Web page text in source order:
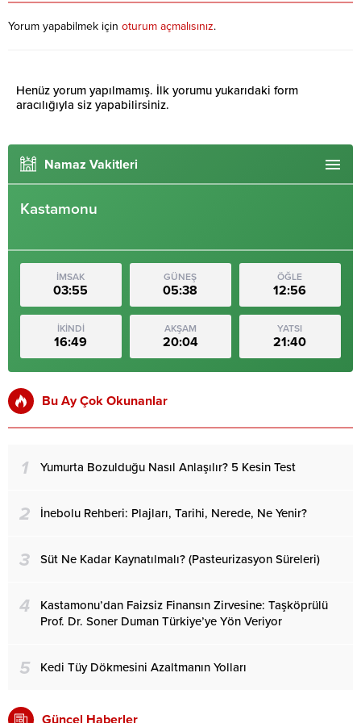
Yorum yapabilmek için oturum açmalısınız.
Henüz yorum yapılmamış. İlk yorumu yukarıdaki form
aracılığıyla siz yapabilirsiniz.
Namaz Vakitleri
Kastamonu
İMSAK
03:55
GÜNEŞ
05:38
ÖĞLE
12:56
İKİNDİ
16:49
AKŞAM
20:04
YATSI
21:40
Bu Ay Çok Okunanlar
1 Yumurta Bozulduğu Nasıl Anlaşılır? 5 Kesin Test
2 İnebolu Rehberi: Plajları, Tarihi, Nerede, Ne Yenir?
3 Süt Ne Kadar Kaynatılmalı? (Pasteurizasyon Süreleri)
4
Kastamonu’dan Faizsiz Finansın Zirvesine: Taşköprülü
Prof. Dr. Soner Duman Türkiye’ye Yön Veriyor
5 Kedi Tüy Dökmesini Azaltmanın Yolları
Güncel Haberler